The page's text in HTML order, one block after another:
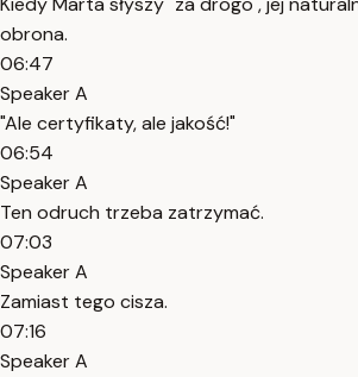
obrona.
06:47
Speaker A
"Ale certyfikaty, ale jakość!"
06:54
Speaker A
Ten odruch trzeba zatrzymać.
07:03
Speaker A
Zamiast tego cisza.
07:16
Speaker A